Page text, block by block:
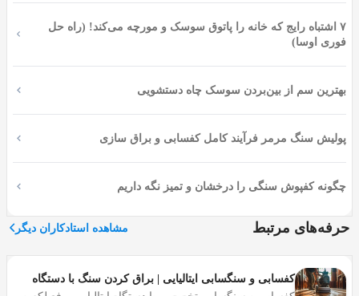
تماس بگیرید یا در صورت پاسخگو نبودن به سایت زیر
(osssa.co) رفته و درخواست خود را بصورت آنلاین ثبت کنید تا
در کمترین زمان با شما تماس گرفته شود.
شستشوی خوشخواب در منزل
شود یا با موهای خیس از باران خود را روی تخت بیندازد چه
بلایی به سر تشک می آورد؟! یا خوشخواب تخت کودکتان را
تجسم کنید؛ هر صبح که از خواب بیدار می شود آب دهانش از
تشک ها تمیز بمانند. به دلیل همین اتفاقات شستشوی تشک به
صورت دوره ای و حداقل هر 6 ماه یک بار، ضرورت دارد. بسیار
مهم است که تشک ها و بالش ها شسته و تمیز باشند.
۷ اشتباه رایج که خانه را پاتوق سوسک و مورچه می‌کند! (راه حل
فوری اوسا)
بهترین سم از بین‌بردن سوسک چاه دستشویی
پولیش سنگ مرمر فرآیند کامل کفسابی و براق سازی
چگونه کفپوش سنگی را درخشان و تمیز نگه داریم
حرفه‌های مرتبط مشاهده استادکاران دیگر
کفسابی و سنگسابی ایتالیایی | براق کردن سنگ با دستگاه